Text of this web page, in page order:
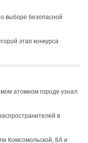
выборе безопасной
этап конкурса
атомном городе узнал
в
Комсомольской, 8А и